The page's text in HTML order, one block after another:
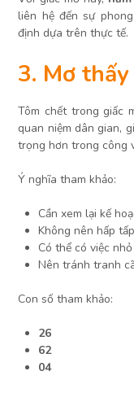
liên hệ đến sự
định dựa trên thực tế.
3. Mơ
Tôm chết trong giấc
quan niệm dân gian,
trọng hơn trong công
Ý nghĩa tham khảo:
Cần xem lại kế
Không nên hấp
Có thể có việc
Nên tránh tranh
Con số tham khảo:
26
62
04